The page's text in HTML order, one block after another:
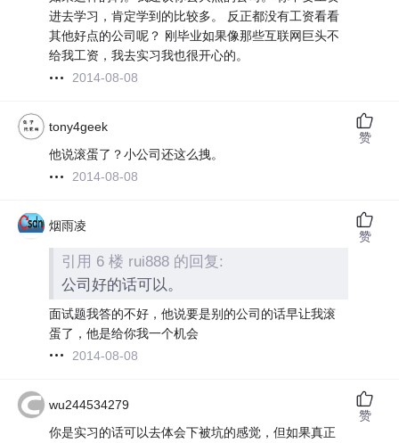
进去学习，肯定学到的比较多。 反正都没有工资看看
其他好点的公司呢？ 刚毕业如果像那些互联网巨头不
给我工资，我去实习我也很开心的。
2014-08-08
tony4geek
他说滚蛋了？小公司还这么拽。
2014-08-08
赞
烟雨凌
引用 6 楼 rui888 的回复:
公司好的话可以。
面试题我答的不好，他说要是别的公司的话早让我滚
蛋了，他是给你我一个机会
2014-08-08
赞
wu244534279
你是实习的话可以去体会下被坑的感觉，但如果真正
赞